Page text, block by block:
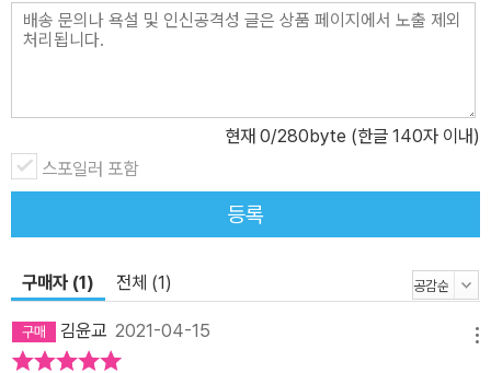
제를 보편화하고 판타지를 주어 아이들과 빠르게 공감합니다. 화려한
꽃무늬 가운을 입은 해골은 죽음을 상징하고, 푸른 따오기는 희망과
끔찍한 것은 불확실한 ‘이동’이며, 희망은 서로 돕고 의지하는 동물들
의 강한 유대감으로 표현됩니다. 동물들은 온갖 어려움에도 계속 앞
으로 나아가 마침내 꽃과 열매를 피우는 숲에 도착합니다. 하지만 두
려움은 끝나지 않습니다. 살아남기 위해 죽음의 경계선을 넘었지만,
또 다른 경계선을 넘고 또 넘어 끝이 없는 길이 기다립니다. 이주민들
모두가 자유를 누릴 권리를 갖고, 박해와 폭력에서 보호하며, 서로 존
중하고 포용하며 살아가야 합니다.
현재 0/280byte (한글 140자 이내)
스포일러 포함
등록
구매자 (1) 전체 (1)
김윤교 2021-04-15